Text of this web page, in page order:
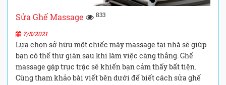
Sửa Ghế Massage 833
7/5/2021
Lựa chọn sở hữu một chiếc máy massage tại nhà sẽ giúp
bạn có thể thư giãn sau khi làm việc căng thẳng. Ghế
massage gặp trục trặc sẽ khiến bạn cảm thấy bất tiện.
Cùng tham khảo bài viết bên dưới để biết cách sửa ghế